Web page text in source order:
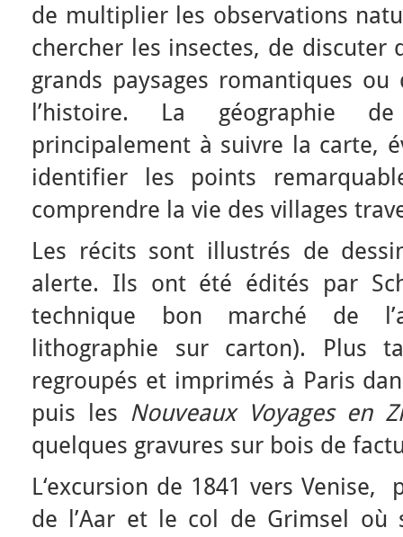
de multiplier les observations
chercher les insectes, de discuter
grands paysages romantiques
l’histoire. La géographie
principalement à suivre la carte,
identifier les points
comprendre la vie des villages
Les récits sont illustrés de
alerte. Ils ont été édités par
technique bon marché de
lithographie sur carton). Plus
regroupés et imprimés à Paris
puis les Nouveaux Voyages en
quelques gravures sur bois de
L‘excursion de 1841 vers Venise,
de l’Aar et le col de Grimsel où